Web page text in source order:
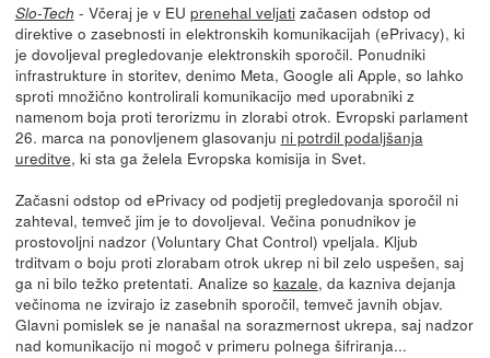
Slo-Tech - Včeraj je v EU prenehal veljatizačasen odstop od
direktive o zasebnosti in elektronskih komunikacijah (ePrivacy), ki
je dovoljeval pregledovanje elektronskih sporočil. Ponudniki
infrastrukture in storitev, denimo Meta, Google ali Apple, so lahko
sproti množično kontrolirali komunikacijo med uporabniki z
namenom boja proti terorizmu in zlorabi otrok. Evropski parlament
26. marca na ponovljenem glasovanju ni potrdil podaljšanja
ureditve, ki sta ga želela Evropska komisija in Svet.
Začasni odstop od ePrivacy od podjetij pregledovanja sporočil ni
zahteval, temveč jim je to dovoljeval. Večina ponudnikov je
prostovoljni nadzor (Voluntary Chat Control) vpeljala. Kljub
trditvam o boju proti zlorabam otrok ukrep ni bil zelo uspešen, saj
ga ni bilo težko pretentati. Analize so kazale, da kazniva dejanja
večinoma ne izvirajo iz zasebnih sporočil, temveč javnih objav.
Glavni pomislek se je nanašal na sorazmernost ukrepa, saj nadzor
nad komunikacijo ni mogoč v primeru polnega šifriranja...